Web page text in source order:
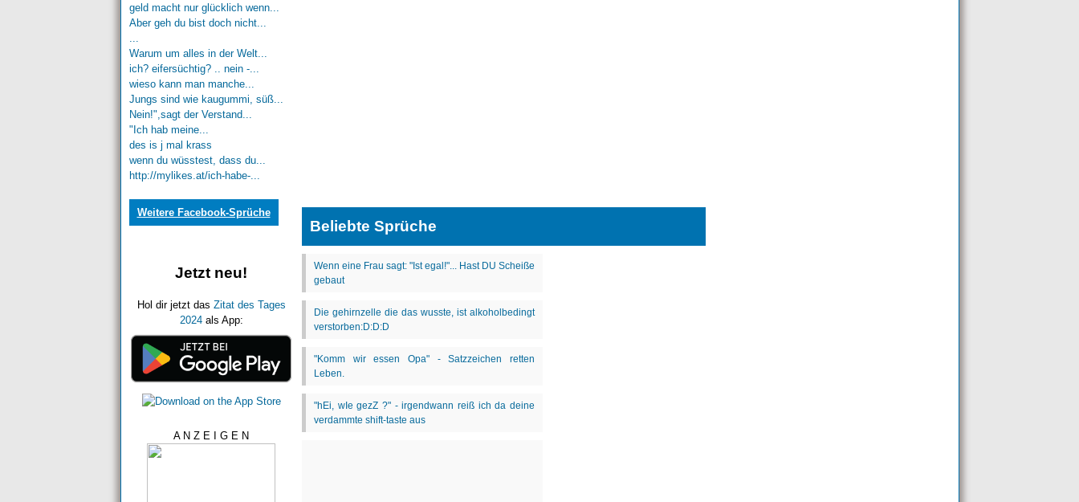
geld macht nur glücklich wenn...
Aber geh du bist doch nicht...
...
Warum um alles in der Welt...
ich? eifersüchtig? .. nein -...
wieso kann man manche...
Jungs sind wie kaugummi, süß...
Nein!",sagt der Verstand...
"Ich hab meine...
des is j mal krass
wenn du wüsstest, dass du...
http://mylikes.at/ich-habe-...
Weitere Facebook-Sprüche
Jetzt neu!
Hol dir jetzt das Zitat des Tages
2024als App:
A N Z E I G E N
Beliebte Sprüche